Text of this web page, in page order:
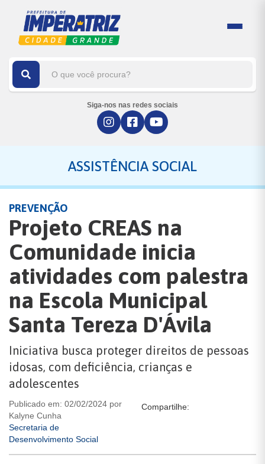
Siga-nos nas redes sociais
ASSISTÊNCIA SOCIAL
PREVENÇÃO
Projeto CREAS na
Comunidade inicia
atividades com palestra
na Escola Municipal
Santa Tereza D'Ávila
Iniciativa busca proteger direitos de pessoas
idosas, com deficiência, crianças e
adolescentes
Publicado em: 02/02/2024 por
Kalyne Cunha
Secretaria de
Desenvolvimento Social
Compartilhe: